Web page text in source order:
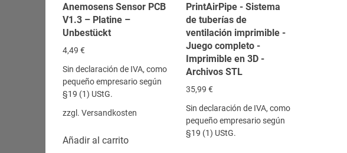
Anemosens Sensor PCB
V1.3 – Platine –
Unbestückt
4,49 €
Sin declaración de IVA, como
pequeño empresario según
§19 (1) UStG.
zzgl. Versandkosten
Añadir al carrito
PrintAirPipe - Sistema
de tuberías de
ventilación imprimible -
Juego completo -
Imprimible en 3D -
Archivos STL
35,99 €
Sin declaración de IVA, como
pequeño empresario según
§19 (1) UStG.